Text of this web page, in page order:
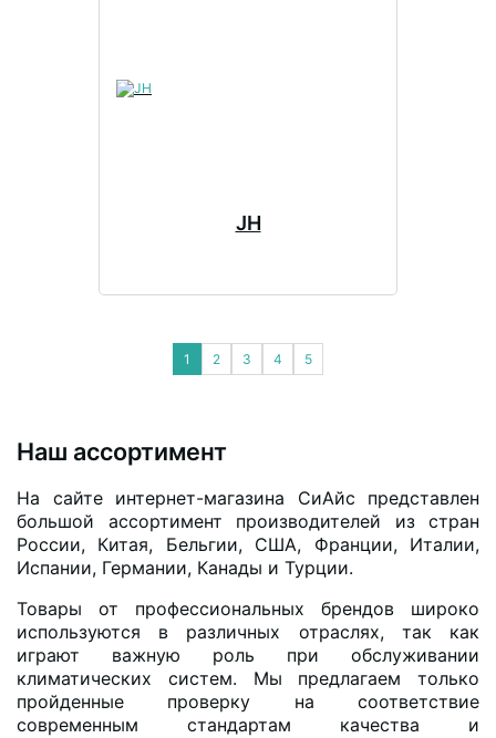
JH
1 2 3 4 5
Наш ассортимент
На сайте интернет-магазина СиАйс представлен
большой ассортимент производителей из стран
России, Китая, Бельгии, США, Франции, Италии,
Испании, Германии, Канады и Турции.
Товары от профессиональных брендов широко
используются в различных отраслях, так как
играют важную роль при обслуживании
климатических систем. Мы предлагаем только
пройденные проверку на соответствие
современным стандартам качества и